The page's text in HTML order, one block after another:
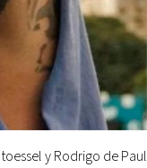
y Rodrigo de Paul